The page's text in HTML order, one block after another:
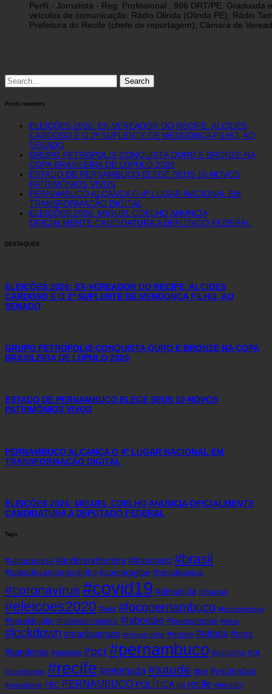
Perfil - Jornalista - Reg. Profissional , 996 DRT/PE.
veículos de comunicação: Rádio Olinda (Olinda PE); Rádio
Prefeitura do Recife (chefe de reportagem); Câmara de
Search
for:
Posts recentes
ELEIÇÕES 2026: EX-VEREADOR DO RECIFE, ALCIDES
CARDOSO É O 2º SUPLENTE DE MENDONÇA FILHO, AO
SENADO
GRUPO PETRÓPOLIS CONQUISTA OURO E BRONZE NA
COPA BRASILEIRA DE LÚPULO 2026
ESTADO DE PERNAMBUCO ELEGE SEUS 10 NOVOS
PATRIMÔNIOS VIVOS
PERNAMBUCO ALCANÇA O 4º LUGAR NACIONAL EM
TRANSFORMAÇÃO DIGITAL
ELEIÇÕES 2026: MIGUEL COELHO ANUNCIA
OFICIALMENTE CANDIDATURA A DEPUTADO FEDERAL
DESTAQUES
ELEIÇÕES 2026: EX-VEREADOR DO RECIFE, ALCIDES
CARDOSO É O 2º SUPLENTE DE MENDONÇA FILHO, AO
SENADO
GRUPO PETRÓPOLIS CONQUISTA OURO E BRONZE NA COPA
BRASILEIRA DE LÚPULO 2026
ESTADO DE PERNAMBUCO ELEGE SEUS 10 NOVOS
PATRIMÔNIOS VIVOS
PERNAMBUCO ALCANÇA O 4º LUGAR NACIONAL EM
TRANSFORMAÇÃO DIGITAL
ELEIÇÕES 2026: MIGUEL COELHO ANUNCIA OFICIALMENTE
CANDIDATURA A DEPUTADO FEDERAL
Tags
#alvaroporto #andersonferreira #bolsonaro #brasil
#cabodesantoagostinho #camaragibe #cestabasica
#coronavirus #covid19 #denuncia #doacao
#eleicoes2020 #eua #focopernambuco #fundaoeleitoral
#geraldojulio #hidroxicloroquina #jaboatao #joaocampos #leitos
#lockdown #mariliaarraes #miguelcoelho #mppe #olinda #oms
#pandemia #paulista #pcr#pernambuco #petrolina #pt
#rafaeldantas #recife #retomada #saude #tce #vacinacao
#vereadores FBC PERNAMBUCO POLÍTICA pp recife vereador